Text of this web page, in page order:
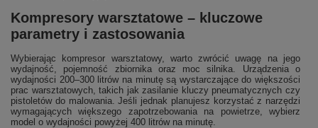
Kompresory warsztatowe – kluczowe
parametry i zastosowania
Wybierając kompresor warsztatowy, warto zwrócić uwagę na jego
wydajność, pojemność zbiornika oraz moc silnika. Urządzenia o
wydajności 200–300 litrów na minutę są wystarczające do większości
prac warsztatowych, takich jak zasilanie kluczy pneumatycznych czy
pistoletów do malowania. Jeśli jednak planujesz korzystać z narzędzi
wymagających większego zapotrzebowania na powietrze, wybierz
model o wydajności powyżej 400 litrów na minutę.